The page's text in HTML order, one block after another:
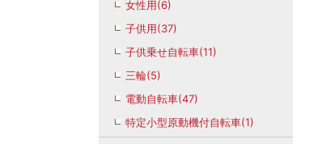
女性用(6)
子供用(37)
子供乗せ自転車(11)
三輪(5)
電動自転車(47)
特定小型原動機付自転車(1)